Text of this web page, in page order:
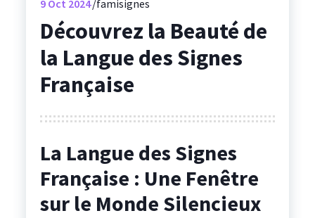
9Oct 2024 famisignes
Découvrez la Beauté de
la Langue des Signes
Française
La Langue des Signes
Française : Une Fenêtre
sur le Monde Silencieux